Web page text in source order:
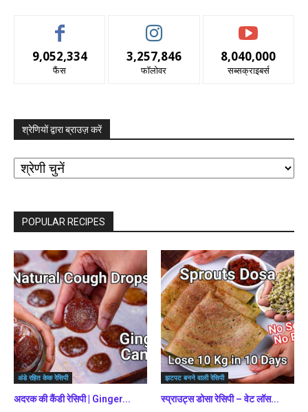
9,052,334
फैंस
3,257,846
फॉलोवर
8,040,000
सब्सक्राइबर्स
श्रेणियों द्वारा ब्राउज़ करें
श्रेणियों
द्वारा
ब्राउज़
POPULAR RECIPES
अंडे रहित केक रेसिपी
अदरक की कैंडी रेसिपी | Ginger...
झटपट बनने वाली रेसिपी
स्प्राउट्स डोसा रेसिपी – वेट लॉस...